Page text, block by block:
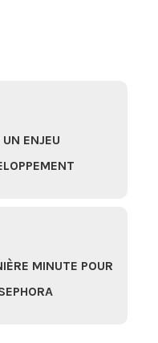
ENJEU
MINUTE POUR